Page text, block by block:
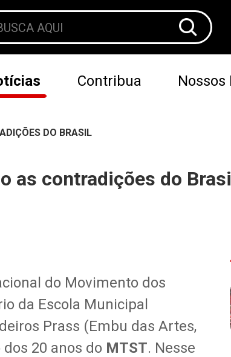
Contribua Nossos
DO BRASIL
as contradições do
do Movimento dos
da Escola Municipal
Prass (Embu das Artes,
20 anos do MTST. Nesse